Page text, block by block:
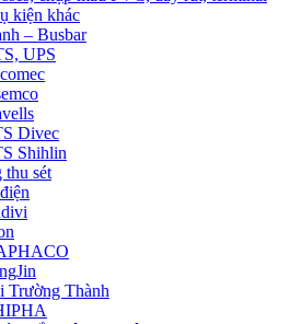
kiện khác
– Busbar
UPS
Divec
Shihlin
thu sét
Trường Thành